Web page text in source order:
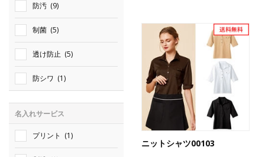
防汚 (9)
制菌 (5)
透け防止 (5)
防シワ (1)
名入れサービス
プリント (1)
ニットシャツ00103